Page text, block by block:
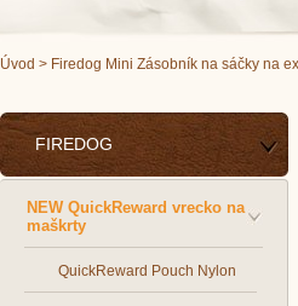
Úvod > Firedog Mini Zásobník na sáčky na
FIREDOG
NEW QuickReward vrecko na
maškrty
QuickReward Pouch Nylon